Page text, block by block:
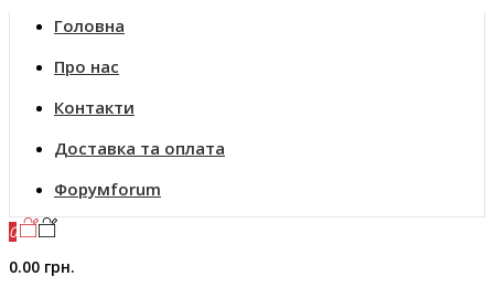
Головна
Про нас
Контакти
Доставка та оплата
Форумforum
0
0.00 грн.